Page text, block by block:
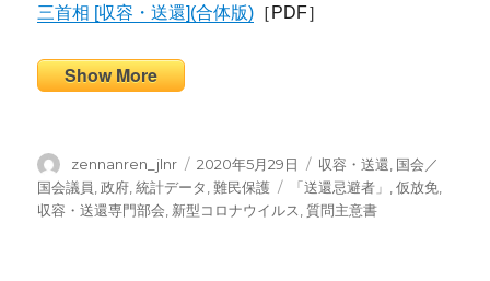
三首相 [収容・送還](合体版) ［PDF］
Show More
投
稿
者
zennanren_jlnr
投
稿
日:
2020年5月29日
カ
テ
ゴ
収容・送還 国会／
国会議員 ,政府 ,統計データ ,難民保護
タ
グ
「送還忌避者」 ,仮放免
収容・送還専門部会 新型コロナウイルス ,質問主意書